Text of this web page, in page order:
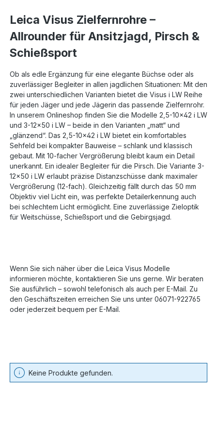
Leica Visus Zielfernrohre –
Allrounder für Ansitzjagd, Pirsch &
Schießsport
Ob als edle Ergänzung für eine elegante Büchse oder als
zuverlässiger Begleiter in allen jagdlichen Situationen: Mit den
zwei unterschiedlichen Varianten bietet die Visus i LW Reihe
für jeden Jäger und jede Jägerin das passende Zielfernrohr.
In unserem Onlineshop finden Sie die Modelle 2,5-10x42 i LW
und 3-12x50 i LW – beide in den Varianten „matt“ und
„glänzend“. Das 2,5-10x42 i LW bietet ein komfortables
Sehfeld bei kompakter Bauweise – schlank und klassisch
gebaut. Mit 10-facher Vergrößerung bleibt kaum ein Detail
unerkannt. Ein idealer Begleiter für die Pirsch. Die Variante 3-
12x50 i LW erlaubt präzise Distanzschüsse dank maximaler
Vergrößerung (12-fach). Gleichzeitig fällt durch das 50 mm
Objektiv viel Licht ein, was perfekte Detailerkennung auch
bei schlechtem Licht ermöglicht. Eine zuverlässige Zieloptik
für Weitschüsse, Schießsport und die Gebirgsjagd.
Wenn Sie sich näher über die Leica Visus Modelle
informieren möchte, kontaktieren Sie uns gerne. Wir beraten
Sie ausführlich – sowohl telefonisch als auch per E-Mail. Zu
den Geschäftszeiten erreichen Sie uns unter 06071-922765
oder jederzeit bequem per E-Mail.
Keine Produkte gefunden.